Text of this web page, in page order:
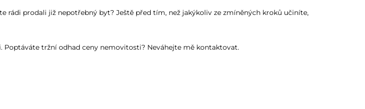
rádi prodali již nepotřebný byt? Ještě před tím, než jakýkoliv ze zmíněných kroků učiníte,
tržní odhad ceny nemovitosti? Neváhejte mě kontaktovat.